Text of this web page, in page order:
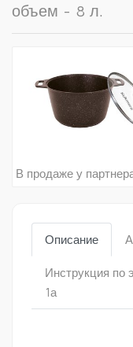
объем - 8 л.
В продаже у
Описание
Инструкция по
1а